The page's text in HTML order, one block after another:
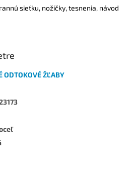
sieťku, nožičky, tesnenia, návod
ODTOKOVÉ ŽĽABY